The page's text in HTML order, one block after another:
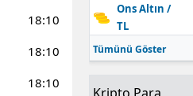
18:10
18:10
18:10
Ons Altın /
TL
Tümünü Göster
Kripto Para